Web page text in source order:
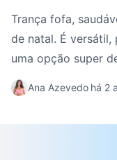
Trança fofa,
de natal. É
uma opção super
Ana Azevedo há 2